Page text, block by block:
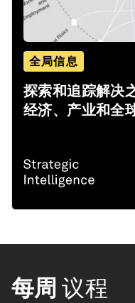
全局信息
探索和追踪解决
经济、产业和全
每周 议程